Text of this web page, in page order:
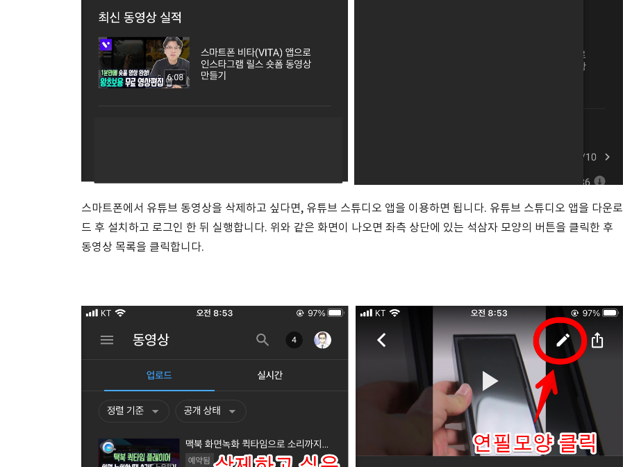
스마트폰에서 유튜브 동영상을 삭제하고 싶다면, 유튜브 스튜디오 앱을 이용하면 됩니다. 유튜브 스튜디오 앱을 다운로
드 후 설치하고 로그인 한 뒤 실행합니다. 위와 같은 화면이 나오면 좌측 상단에 있는 석삼자 모양의 버튼을 클릭한 후
동영상 목록을 클릭합니다.